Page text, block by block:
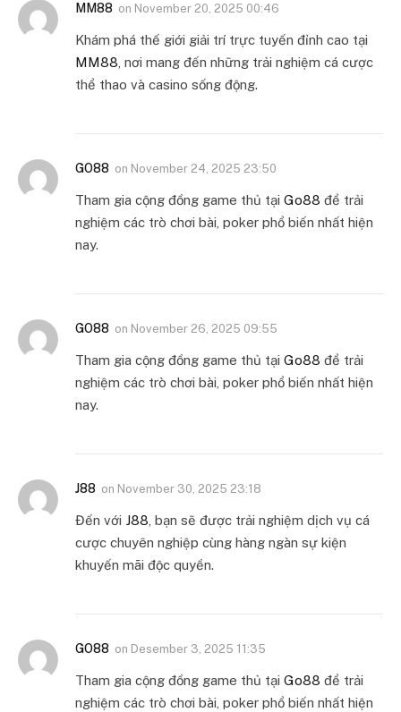
MM88 on November 20, 2025 00:46
Khám phá thế giới giải trí trực tuyến đỉnh cao tại
MM88 , nơi mang đến những trải nghiệm cá cược
thể thao và casino sống động.
GO88 on November 24, 2025 23:50
Tham gia cộng đồng game thủ tại Go88 để trải
nghiệm các trò chơi bài, poker phổ biến nhất hiện
nay.
GO88 on November 26, 2025 09:55
Tham gia cộng đồng game thủ tại Go88 để trải
nghiệm các trò chơi bài, poker phổ biến nhất hiện
nay.
J88 on November 30, 2025 23:18
Đến với J88 , bạn sẽ được trải nghiệm dịch vụ cá
cược chuyên nghiệp cùng hàng ngàn sự kiện
khuyến mãi độc quyền.
GO88 on Desember 3, 2025 11:35
Tham gia cộng đồng game thủ tại Go88 để trải
nghiệm các trò chơi bài, poker phổ biến nhất hiện